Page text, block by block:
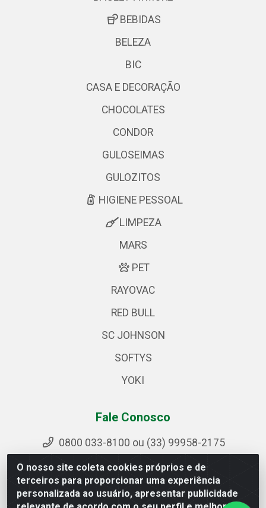
O nosso site coleta cookies próprios e de
terceiros para proporcionar uma experiência
personalizada ao usuário, apresentar publicidade
BEBIDAS
BELEZA
BIC
CASA E DECORAÇÃO
CHOCOLATES
CONDOR
GULOSEIMAS
GULOZITOS
HIGIENE PESSOAL
LIMPEZA
MARS
PET
RAYOVAC
RED BULL
SC JOHNSON
SOFTYS
YOKI
Fale Conosco
0800 033-8100 ou (33) 99958-2175
sac@ipirangamg.com.br
Acompanhe nossas publicações